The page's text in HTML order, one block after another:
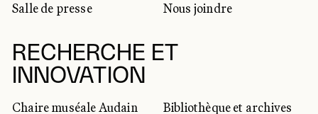
Salle de presse
Nous joindre
RECHERCHE ET
INNOVATION
Chaire muséale Audain
Bibliothèque et archives